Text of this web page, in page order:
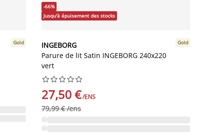
Gold
-66%
Jusqu'à épuisement des stocks
INGEBORG
Parure de lit Satin INGEBORG 240x220
vert
Gold






27,50 €/ENS
79,99 € /ens